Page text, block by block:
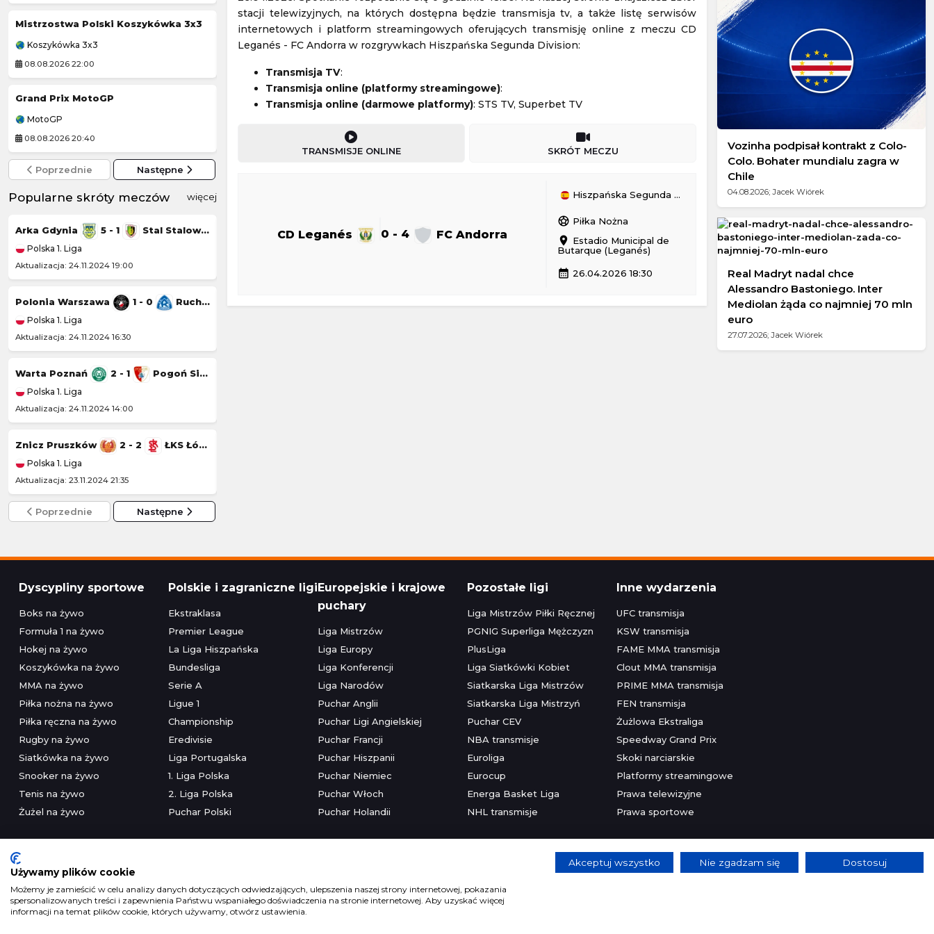
Mistrzostwa Polski Koszykówka 3x3
Koszykówka 3x3
08.08.2026 22:00
Grand Prix MotoGP
MotoGP
08.08.2026 20:40
Tour de Pologne
Kolarstwo
Turniej ATP Challenger w Hagen
Stal Rzeszów - PGE FKS Stal Mielec
Polska 1. Liga
Besiktas HT - Nexe Nasice
Poprzednie Następne
Popularne skróty meczów więcej
Arka Gdynia 5 - 1 Stal Stalowa Wola
Polska 1. Liga
Aktualizacja: 24.11.2024 19:00
Polonia Warszawa 1 - 0 Ruch Chorzów
Polska 1. Liga
Aktualizacja: 24.11.2024 16:30
Warta Poznań 2 - 1 Pogoń Siedlce
Polska 1. Liga
Aktualizacja: 24.11.2024 14:00
Znicz Pruszków 2 - 2 ŁKS Łódź
Polska 1. Liga
Aktualizacja: 23.11.2024 21:35
Górnik Łęczna 2 - 2 GKS Tychy Górnik Zabrze
Poprzednie Następne
stacji telewizyjnych, na których dostępna będzie transmisja tv, a także listę serwisów
internetowych i platform streamingowych oferujących transmisję online z meczu CD
Leganés - FC Andorra w rozgrywkach Hiszpańska Segunda Division:
Transmisja TV:
Transmisja online (platformy streamingowe):
Transmisja online (darmowe platformy): STS TV, Superbet TV
TRANSMISJE ONLINE SKRÓT MECZU
CD Leganés 0 - 4 FC Andorra
Hiszpańska Segunda Division
sports_soccer Piłka Nożna
location_on Estadio Municipal de
Butarque (Leganés)
calendar_month 26.04.2026 18:30
Vozinha podpisał kontrakt z Colo-
Colo. Bohater mundialu zagra w
Chile
04.08.2026; Jacek Wiórek
Real Madryt nadal chce
Alessandro Bastoniego. Inter
Mediolan żąda co najmniej 70 mln
euro
27.07.2026; Jacek Wiórek
Dyscypliny sportowe
Boks na żywo
Formuła 1 na żywo
Hokej na żywo
Koszykówka na żywo
MMA na żywo
Piłka nożna na żywo
Piłka ręczna na żywo
Rugby na żywo
Siatkówka na żywo
Snooker na żywo
Tenis na żywo
Żużel na żywo
Polskie i zagraniczne ligi
Ekstraklasa
Premier League
La Liga Hiszpańska
Bundesliga
Serie A
Ligue 1
Championship
Eredivisie
Liga Portugalska
1. Liga Polska
2. Liga Polska
Puchar Polski
Europejskie i krajowe
puchary
Liga Mistrzów
Liga Europy
Liga Konferencji
Liga Narodów
Puchar Anglii
Puchar Ligi Angielskiej
Puchar Francji
Puchar Hiszpanii
Puchar Niemiec
Puchar Włoch
Puchar Holandii
Pozostałe ligi
Liga Mistrzów Piłki Ręcznej
PGNIG Superliga Mężczyzn
PlusLiga
Liga Siatkówki Kobiet
Siatkarska Liga Mistrzów
Siatkarska Liga Mistrzyń
Puchar CEV
NBA transmisje
Euroliga
Eurocup
Energa Basket Liga
NHL transmisje
Inne wydarzenia
UFC transmisja
KSW transmisja
FAME MMA transmisja
Clout MMA transmisja
PRIME MMA transmisja
FEN transmisja
Żużlowa Ekstraliga
Speedway Grand Prix
Skoki narciarskie
Platformy streamingowe
Prawa telewizyjne
Prawa sportowe
Kontakt•Reklama• Polityka prywatności
Serwis wyłącznie dla osób powyżej 18 lat. Hazard może uzależniać. Graj odpowiedzialnie.
Używamy plików cookie
Możemy je zamieścić w celu analizy danych dotyczących odwiedzających, ulepszenia naszej strony internetowej, pokazania
spersonalizowanych treści i zapewnienia Państwu wspaniałego doświadczenia na stronie internetowej. Aby uzyskać więcej
informacji na temat plików cookie, których używamy, otwórz ustawienia.
Akceptuj wszystko Nie zgadzam się Dostosuj